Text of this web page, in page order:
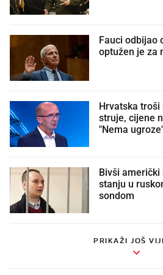
Fauci odbijao
optužen je za
Hrvatska
struje, cijene
"Nema
Bivši
stanju u
sondom
PRIKAŽI JOŠ